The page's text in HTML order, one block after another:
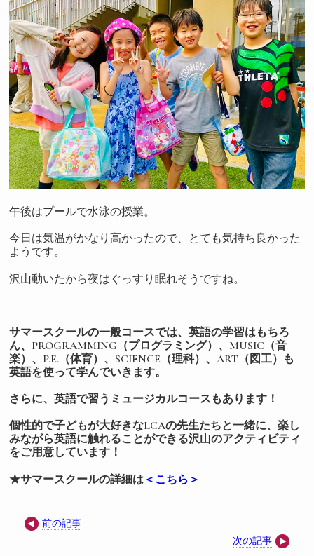
午後はプールで水泳の授業。
今日は気温がかなり高かったので、とても気持ち良かった
ようです。
沢山動いたから夜はぐっすり眠れそうですね。
サマースクールの一般コースでは、英語の学習はもちろ
ん、 PROGRAMMING（プログラミング）、 MUSIC（音
楽）、P.E.（体育）、SCIENCE（理科）、ART（図工）も
英語を使って学んでいきます。
さらに、英語で習うミュージカルコースもあります！
個性的で子どもが大好きなLCAの先生たちと一緒に、楽し
みながら英語に触れることができる沢山のアクティビティ
をご用意しています！
★サマースクールの詳細は ＜こちら＞
前の記事
次の記事